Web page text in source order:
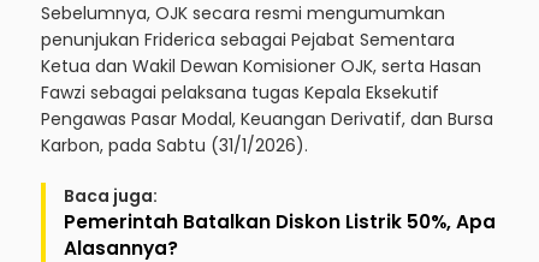
Sebelumnya, OJK secara resmi mengumumkan
penunjukan Friderica sebagai Pejabat Sementara
Ketua dan Wakil Dewan Komisioner OJK, serta Hasan
Fawzi sebagai pelaksana tugas Kepala Eksekutif
Pengawas Pasar Modal, Keuangan Derivatif, dan Bursa
Karbon, pada Sabtu (31/1/2026).
Baca juga:
Pemerintah Batalkan Diskon Listrik 50%, Apa
Alasannya?